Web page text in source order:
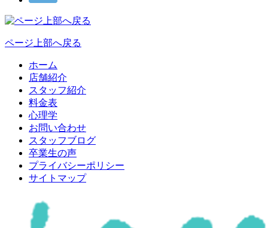
ページ上部へ戻る
ホーム
店舗紹介
スタッフ紹介
料金表
心理学
お問い合わせ
スタッフブログ
卒業生の声
プライバシーポリシー
サイトマップ